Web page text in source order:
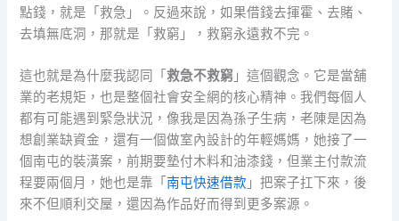
點錢，就是「救急」。反過來說，如果借錢去揮霍、去賭、
去填無底洞，那就是「救窮」，救窮永遠救不完。
這也就是為什麼我認同「救急不救窮 」這個觀念。它是當舖
業的老規矩，也是整個社會安全網的核心精神。我們每個人
都有可能遇到緊急狀況，像我是因為孫子生病，老陳是因為
想創業缺資金，還有一個做室內設計的年輕媽媽，她接了一
個南屯的裝潢案，前期要墊付木料和油漆錢，但業主付款流
程要兩個月，她也是靠「南屯快速借款 」把案子扛下來，後
來不但順利交屋，還因為作品好而得到更多案源。